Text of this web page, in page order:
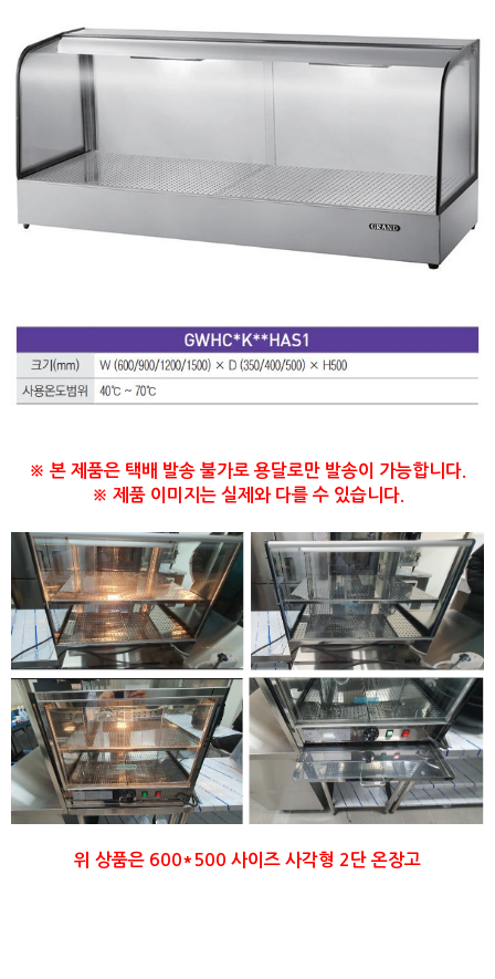
※ 본 제품은 택배 발송 불가로 용달로만 발송이 가능합니다.
※ 제품 이미지는 실제와 다를 수 있습니다.
위 상품은 600*500 사이즈 사각형 2단 온장고